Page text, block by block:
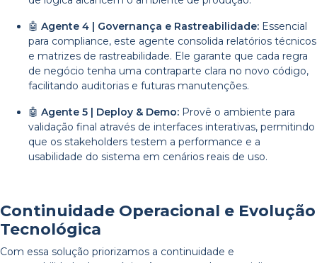
🤖 Agente 4 | Governança e Rastreabilidade: Essencial
para compliance, este agente consolida relatórios técnicos
e matrizes de rastreabilidade. Ele garante que cada regra
de negócio tenha uma contraparte clara no novo código,
facilitando auditorias e futuras manutenções.
🤖 Agente 5 | Deploy & Demo: Provê o ambiente para
validação final através de interfaces interativas, permitindo
que os stakeholders testem a performance e a
usabilidade do sistema em cenários reais de uso.
Continuidade Operacional e Evolução
Tecnológica
Com essa solução priorizamos a continuidade e